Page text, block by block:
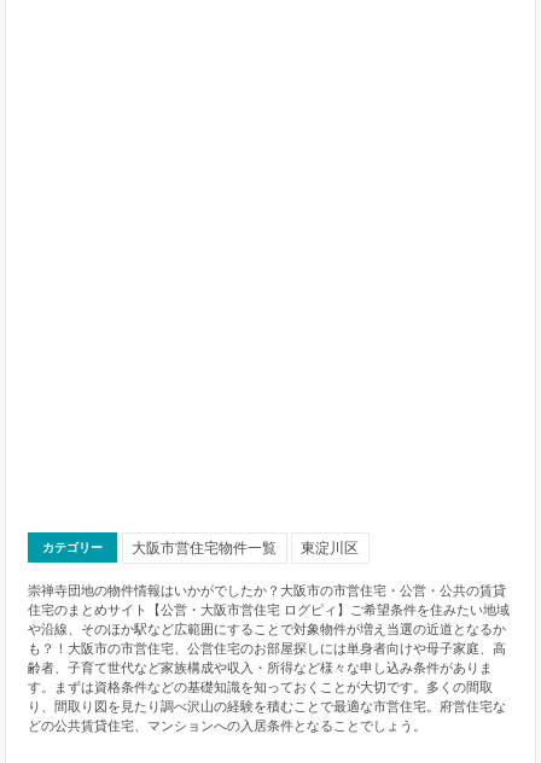
カテゴリー 大阪市営住宅物件一覧 東淀川区
崇禅寺団地の物件情報はいかがでしたか？大阪市の市営住宅・公営・公共の賃貸
住宅のまとめサイト【公営・大阪市営住宅 ログピィ】ご希望条件を住みたい地域
や沿線、そのほか駅など広範囲にすることで対象物件が増え当選の近道となるか
も？！大阪市の市営住宅、公営住宅のお部屋探しには単身者向けや母子家庭、高
齢者、子育て世代など家族構成や収入・所得など様々な申し込み条件がありま
す。まずは資格条件などの基礎知識を知っておくことが大切です。多くの間取
り、間取り図を見たり調べ沢山の経験を積むことで最適な市営住宅。府営住宅な
どの公共賃貸住宅、マンションへの入居条件となることでしょう。